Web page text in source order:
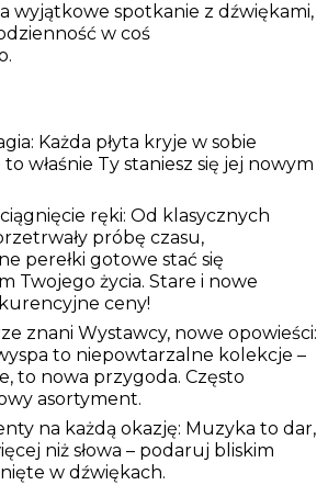
wyjątkowe spotkanie z dźwiękami,
w coś
Każda płyta kryje w sobie
to właśnie Ty staniesz się jej nowym
ręki: Od klasycznych
próbę czasu,
perełki gotowe stać się
Twojego życia. Stare i nowe
ceny!
znani Wystawcy, nowe opowieści:
to niepowtarzalne kolekcje –
to nowa przygoda. Często
asortyment.
na każdą okazję: Muzyka to dar,
niż słowa – podaruj bliskim
w dźwiękach.